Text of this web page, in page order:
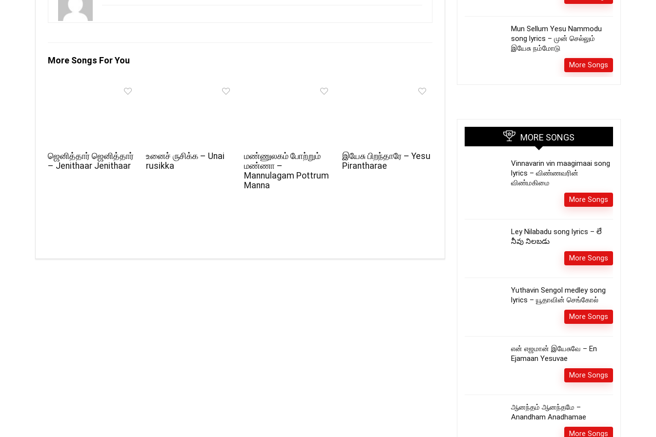
More Songs For You
ஜெனித்தார் ஜெனித்தார்
– Jenithaar Jenithaar
உனைச் ருசிக்க – Unai
rusikka
மண்ணுலகம் போற்றும்
மண்ணா –
Mannulagam Pottrum
Manna
இயேசு பிறந்தாரே – Yesu
Pirantharae
Mun Sellum Yesu Nammodu
song lyrics – முன் செல்லும்
இயேசு நம்மோடு
More Songs
MORE SONGS
Vinnavarin vin maagimaai song
lyrics – விண்ணவரின்
விண்மகிமை
More Songs
Ley Nilabadu song lyrics – లే
నీవు నిలబడు
More Songs
Yuthavin Sengol medley song
lyrics – யூதாவின் செங்கோல்
More Songs
என் எஜமான் இயேசுவே – En
Ejamaan Yesuvae
More Songs
ஆனந்தம் ஆனந்தமே –
Anandham Anadhamae
More Songs